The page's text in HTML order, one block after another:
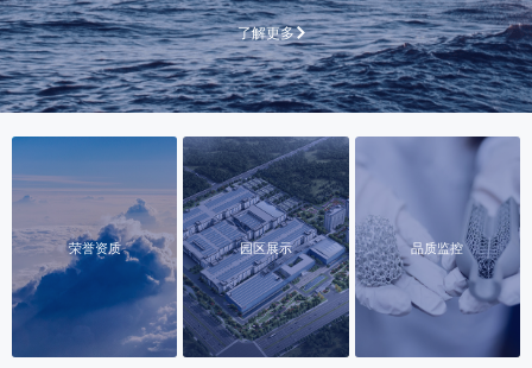
了解更多
荣誉资质 园区展示 品质监控